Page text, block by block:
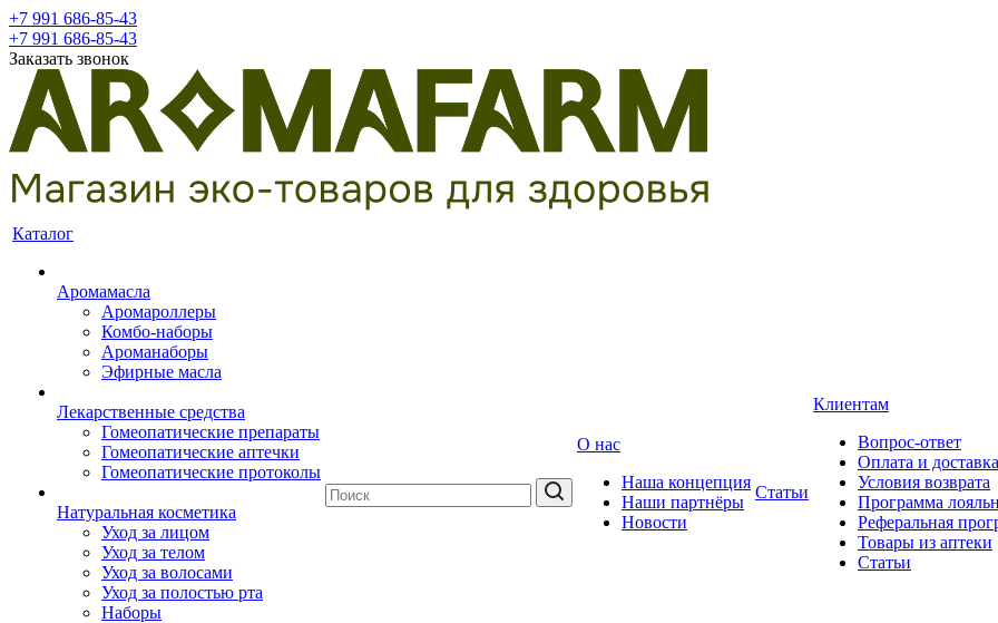
+7 991 686-85-43
+7 991 686-85-43
Заказать звонок
Каталог
Аромамасла
Аромароллеры
Комбо-наборы
Ароманаборы
Эфирные масла
Лекарственные средства
Гомеопатические препараты
Гомеопатические аптечки
Гомеопатические протоколы
Натуральная косметика
Уход за лицом
Уход за телом
Уход за волосами
Уход за полостью рта
Наборы
О нас
Наша концепция
Наши партнёры
Новости
Статьи
Клиентам
Вопрос-ответ
Оплата и доставка
Условия возврата
Программа
Реферальная
Товары из аптеки
Статьи